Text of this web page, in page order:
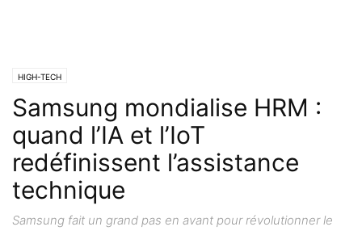
HIGH-TECH
Samsung mondialise HRM :
quand l’IA et l’IoT
redéfinissent l’assistance
technique
Samsung fait un grand pas en avant pour révolutionner le